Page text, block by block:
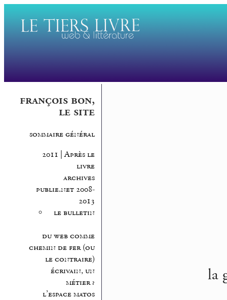
françois bon,
le site
sommaire général
2011 | Après le
livre
archives
publie.net 2008-
2013
le bulletin
du web comme
chemin de fer (ou
le contraire)
écrivain, un
métier ?
l’espace matos
la